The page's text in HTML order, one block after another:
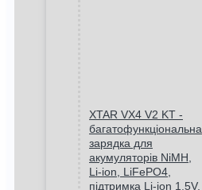
XTAR VX4 V2 KT -
багатофункціональна
зарядка для
акумуляторів NiMH,
Li-ion, LiFePO4,
підтримка Li-ion 1.5V,